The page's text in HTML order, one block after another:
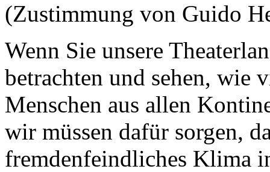
(Zustimmung von Guido
Wenn Sie unsere
betrachten und sehen, wie
Menschen aus allen
wir müssen dafür sorgen,
fremdenfeindliches Klima